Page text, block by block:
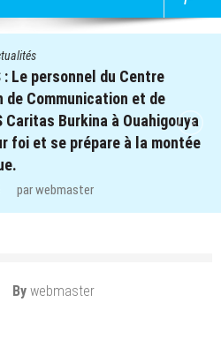
: Le personnel du Centre
de Communication et de
Caritas Burkina à Ouahigouya
foi et se prépare à la montée
parwebmaster
By webmaster